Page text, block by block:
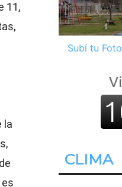
11,
la
Subí tu Foto
CLIMA